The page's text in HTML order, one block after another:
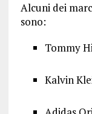
Alcuni dei
sono:
Tommy
Kalvin